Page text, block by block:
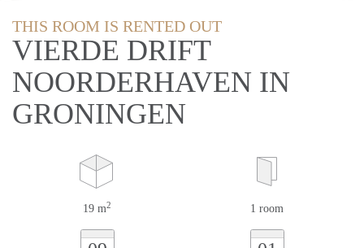
THIS ROOM IS RENTED OUT
VIERDE DRIFT
NOORDERHAVEN IN
GRONINGEN
19 m2 1 room